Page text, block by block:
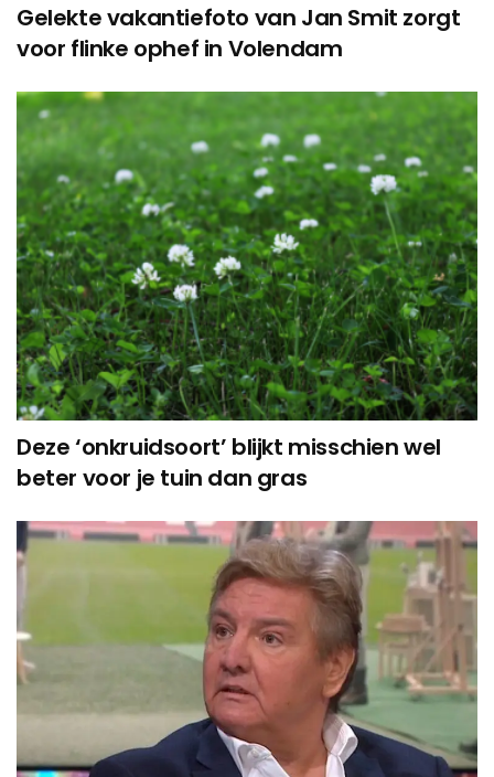
Gelekte vakantiefoto van Jan Smit zorgt
voor flinke ophef in Volendam
Deze ‘onkruidsoort’ blijkt misschien wel
beter voor je tuin dan gras